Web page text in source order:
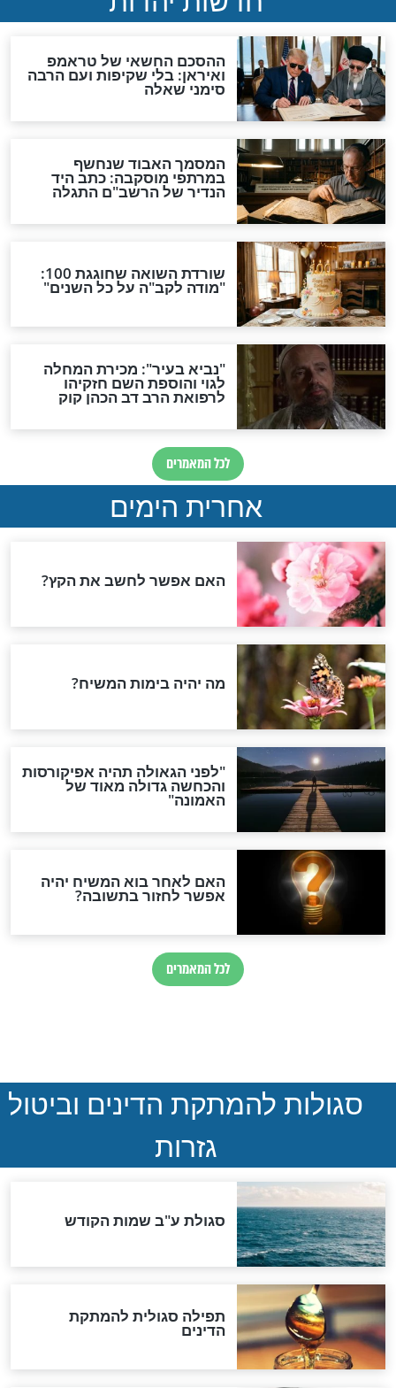
חמץ ביום י"ד
המרוץ: כך תכינו
בלי לקרוס
פסח
מכל ההכנות
לכם סדר!
אל תחמיצו: הסגולה
מאוסטרופולי לערב חג
חדשות יהדות
ההסכם החשאי של טראמפ
ואיראן: בלי שקיפות ועם הרבה
סימני שאלה
המסמך האבוד שנחשף
הנדיר של הרשב"ם התגלה
"נביא בעיר": מכירת המחלה
לגוי והוספת השם חזקיהו
לרפואת הרב דב הכהן קוק
לכל המאמרים
אחרית הימים